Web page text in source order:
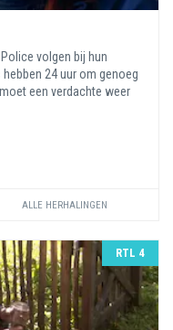
volgen bij hun
24 uur om genoeg
een verdachte weer
ALLE HERHALINGEN
RTL 4